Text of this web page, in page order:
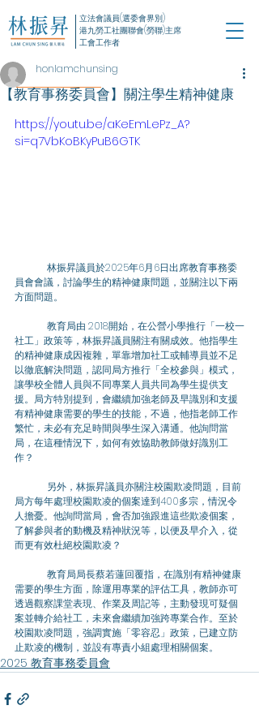
立法會議員(選委會界別)
港九勞工社團聯會(勞聯)主席
工會工作者
【教育事務委員會】關注學生精神健康
honlamchunsing
https://youtu.be/aKeEmLePz_A?
si=q7VbKoBKyPuB6GTK
員會會議，討論學生的精神健康問題，並關注以下兩
方面問題。
社工」政策等，林振昇議員關注有關成效。他指學生
的精神健康成因複雜，單靠增加社工或輔導員並不足
以徹底解決問題，認同局方推行「全校參與」模式，
讓學校全體人員與不同專業人員共同為學生提供支
援。局方特別提到，會繼續加強老師及早識別和支援
有精神健康需要的學生的技能，不過，他指老師工作
繁忙，未必有充足時間與學生深入溝通。他詢問當
局，在這種情況下，如何有效協助教師做好識別工
作？
局方每年處理校園欺凌的個案達到400多宗，情況令
人擔憂。他詢問當局，會否加強跟進這些欺凌個案，
了解參與者的動機及精神狀況等，以便及早介入，從
而更有效杜絕校園欺凌？
需要的學生方面，除運用專業的評估工具，教師亦可
透過觀察課堂表現、作業及周記等，主動發現可疑個
案並轉介給社工，未來會繼續加強跨專業合作。至於
校園欺凌問題，強調實施「零容忍」政策，已建立防
止欺凌的機制，並設有專責小組處理相關個案。
2025 教育事務委員會